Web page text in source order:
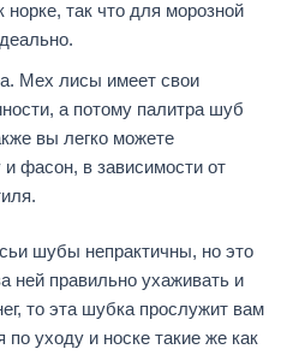
норке, так что для морозной
Мех лисы имеет свои
а потому палитра шуб
вы легко можете
фасон, в зависимости от
шубы непрактичны, но это
ней правильно ухаживать и
то эта шубка прослужит вам
по уходу и носке такие же как